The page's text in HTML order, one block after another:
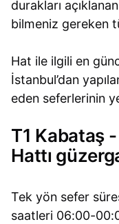
durakları
bilmeniz gereken
Hat ile ilgili en
İstanbul’dan
eden seferlerinin
T1 Kabataş
Hattı
Tek yön sefer
saatleri 06:00-